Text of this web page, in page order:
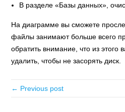
В разделе «Базы данных»,
На диаграмме вы сможете
файлы занимают больше всего
обратить внимание, что из этого
удалить, чтобы не засорять диск.
← Previous post